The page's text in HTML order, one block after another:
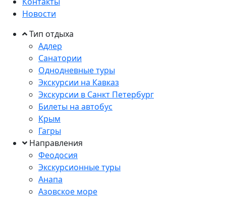
Новости
Тип отдыха
Адлер
Санатории
Однодневные туры
Экскурсии на Кавказ
Экскурсии в Санкт Петербург
Билеты на автобус
Крым
Гагры
Направления
Феодосия
Экскурсионные туры
Анапа
Азовское море